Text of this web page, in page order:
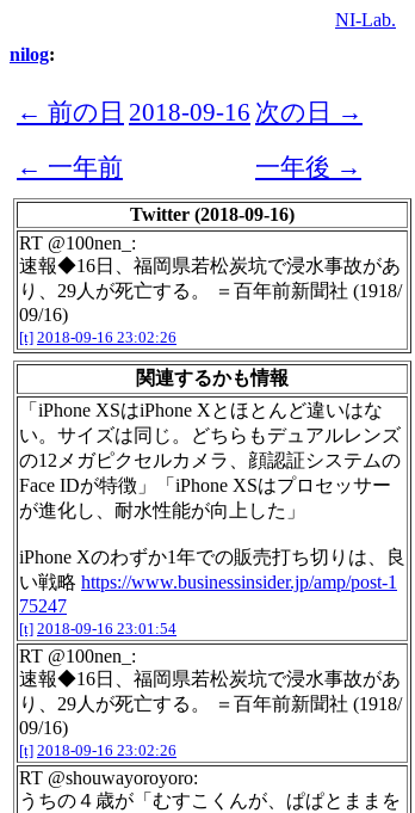
NI-Lab.
nilog:
← 前の日 2018-09-16 次の日 →
← 一年前
一年後 →
Twitter (2018-09-16)
RT @100nen_:
速報◆16日、福岡県若松炭坑で浸水事故があ
り、29人が死亡する。 ＝百年前新聞社 (1918/
09/16)
[t] 2018-09-16 23:02:26
関連するかも情報
「iPhone XSはiPhone Xとほとんど違いはな
い。サイズは同じ。どちらもデュアルレンズ
の12メガピクセルカメラ、顔認証システムの
Face IDが特徴」「iPhone XSはプロセッサー
が進化し、耐水性能が向上した」
iPhone Xのわずか1年での販売打ち切りは、良
い戦略 https://www.businessinsider.jp/amp/post-1
75247
[t] 2018-09-16 23:01:54
RT @100nen_:
速報◆16日、福岡県若松炭坑で浸水事故があ
り、29人が死亡する。 ＝百年前新聞社 (1918/
09/16)
[t] 2018-09-16 23:02:26
RT @shouwayoroyoro:
うちの４歳が「むすこくんが、ぱぱとままを